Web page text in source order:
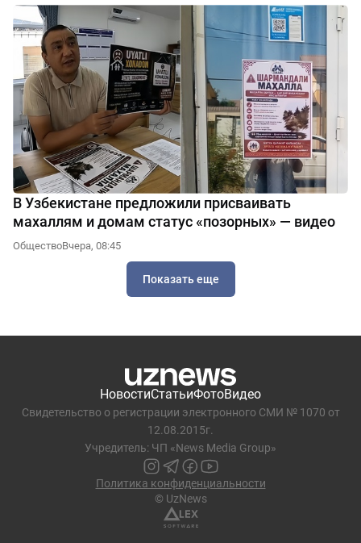
В Узбекистане предложили присваивать
махаллям и домам статус «позорных» — видео
ОбществоВчера, 08:45
Показать еще
НовостиСтатьиФотоВидео
Свидетельство о регистрации электронного СМИ № 1070 от
12.08.2015г.
Учредитель: ЧП «News Media Group»
Политика конфиденциальности
© UzNews